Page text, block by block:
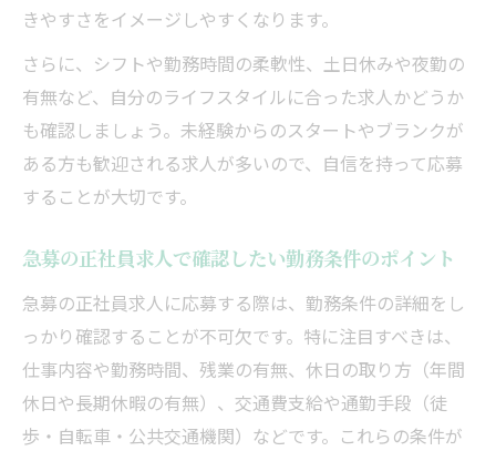
きやすさをイメージしやすくなります。
さらに、シフトや勤務時間の柔軟性、土日休みや夜勤の
有無など、自分のライフスタイルに合った求人かどうか
も確認しましょう。未経験からのスタートやブランクが
ある方も歓迎される求人が多いので、自信を持って応募
することが大切です。
急募の正社員求人で確認したい勤務条件のポイント
急募の正社員求人に応募する際は、勤務条件の詳細をし
っかり確認することが不可欠です。特に注目すべきは、
仕事内容や勤務時間、残業の有無、休日の取り方（年間
休日や長期休暇の有無）、交通費支給や通勤手段（徒
歩・自転車・公共交通機関）などです。これらの条件が